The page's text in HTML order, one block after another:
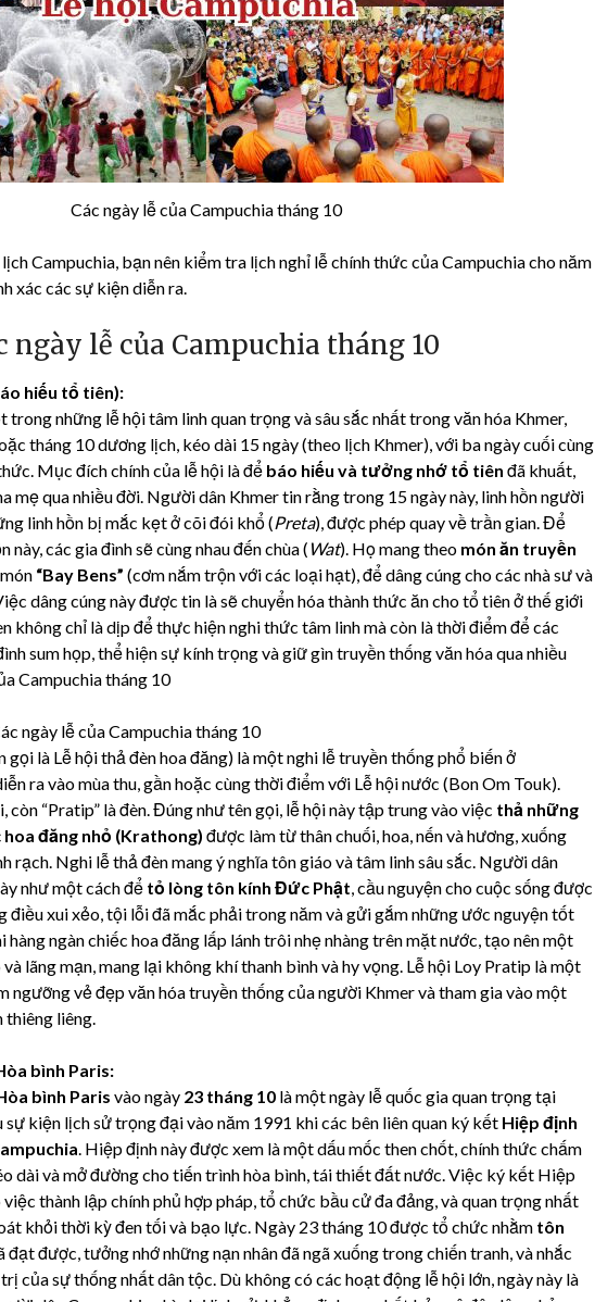
Các ngày lễ của Campuchia tháng 10
Campuchia, bạn nên kiểm tra lịch nghỉ lễ chính thức của Campuchia cho năm
xác các sự kiện diễn ra.
ngày lễ của Campuchia tháng 10
hiếu tổ tiên):
trong những lễ hội tâm linh quan trọng và sâu sắc nhất trong văn hóa Khmer,
tháng 10 dương lịch, kéo dài 15 ngày (theo lịch Khmer), với ba ngày cuối cùng
Mục đích chính của lễ hội là để báo hiếu và tưởng nhớ tổ tiên đã khuất,
mẹ qua nhiều đời. Người dân Khmer tin rằng trong 15 ngày này, linh hồn người
linh hồn bị mắc kẹt ở cõi đói khổ (Preta), được phép quay về trần gian. Để
này, các gia đình sẽ cùng nhau đến chùa ( Wat). Họ mang theo món ăn truyền
“Bay Bens” (cơm nắm trộn với các loại hạt), để dâng cúng cho các nhà sư và
dâng cúng này được tin là sẽ chuyển hóa thành thức ăn cho tổ tiên ở thế giới
không chỉ là dịp để thực hiện nghi thức tâm linh mà còn là thời điểm để các
sum họp, thể hiện sự kính trọng và giữ gìn truyền thống văn hóa qua nhiều
Campuchia tháng 10
ngày lễ của Campuchia tháng 10
gọi là Lễ hội thả đèn hoa đăng) là một nghi lễ truyền thống phổ biến ở
ra vào mùa thu, gần hoặc cùng thời điểm với Lễ hội nước (Bon Om Touk).
còn “Pratip” là đèn. Đúng như tên gọi, lễ hội này tập trung vào việc thả những
hoa đăng nhỏ (Krathong) được làm từ thân chuối, hoa, nến và hương, xuống
rạch. Nghi lễ thả đèn mang ý nghĩa tôn giáo và tâm linh sâu sắc. Người dân
như một cách để tỏ lòng tôn kính Đức Phật , cầu nguyện cho cuộc sống được
điều xui xẻo, tội lỗi đã mắc phải trong năm và gửi gắm những ước nguyện tốt
hàng ngàn chiếc hoa đăng lấp lánh trôi nhẹ nhàng trên mặt nước, tạo nên một
lãng mạn, mang lại không khí thanh bình và hy vọng. Lễ hội Loy Pratip là một
ngưỡng vẻ đẹp văn hóa truyền thống của người Khmer và tham gia vào một
liêng.
bình Paris:
bình Paris vào ngày 23 tháng 10 là một ngày lễ quốc gia quan trọng tại
sự kiện lịch sử trọng đại vào năm 1991 khi các bên liên quan ký kết Hiệp định
. Hiệp định này được xem là một dấu mốc then chốt, chính thức chấm
dài và mở đường cho tiến trình hòa bình, tái thiết đất nước. Việc ký kết Hiệp
thành lập chính phủ hợp pháp, tổ chức bầu cử đa đảng, và quan trọng nhất
khỏi thời kỳ đen tối và bạo lực. Ngày 23 tháng 10 được tổ chức nhằm tôn
đạt được, tưởng nhớ những nạn nhân đã ngã xuống trong chiến tranh, và nhắc
của sự thống nhất dân tộc. Dù không có các hoạt động lễ hội lớn, ngày này là